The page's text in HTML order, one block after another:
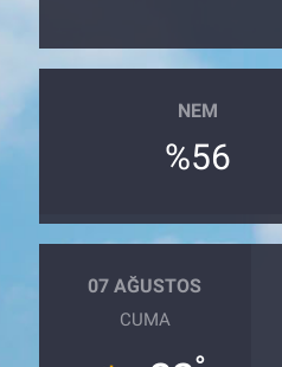
NEM
%56
07 AĞUSTOS
CUMA